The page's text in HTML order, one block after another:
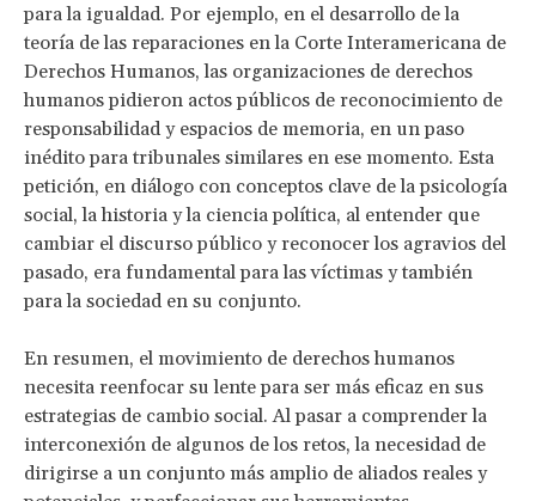
para la igualdad. Por ejemplo, en el desarrollo de la
teoría de las reparaciones en la Corte Interamericana de
Derechos Humanos, las organizaciones de derechos
humanos pidieron actos públicos de reconocimiento de
responsabilidad y espacios de memoria, en un paso
inédito para tribunales similares en ese momento. Esta
petición, en diálogo con conceptos clave de la psicología
social, la historia y la ciencia política, al entender que
cambiar el discurso público y reconocer los agravios del
pasado, era fundamental para las víctimas y también
para la sociedad en su conjunto.
En resumen, el movimiento de derechos humanos
necesita reenfocar su lente para ser más eficaz en sus
estrategias de cambio social. Al pasar a comprender la
interconexión de algunos de los retos, la necesidad de
dirigirse a un conjunto más amplio de aliados reales y